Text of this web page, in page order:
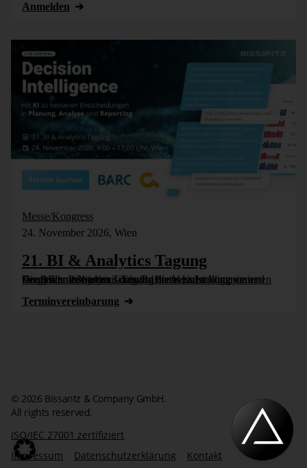
Anmelden
Messe/Kongress
24. November 2026, Wien
21. BI & Analytics Tagung
Die BI- und Analytics-Tagung bietet einen komprimierten Vergleich der besten Tools für Business Intelligence und Analytics. Wie jedes Jahr wird die Veranstaltung vom Controller Institut und dem Business [...]
Termin­vereinbarung
© 2026 Bissantz & Company GmbH.
All rights reserved.
ISO/IEC 27001 zertifiziert
Impressum
Datenschutzerklärung Kontakt